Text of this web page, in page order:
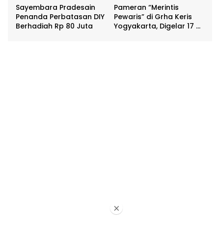
Sayembara Pradesain
Penanda Perbatasan DIY
Berhadiah Rp 80 Juta
Pameran “Merintis
Pewaris” di Grha Keris
Yogyakarta, Digelar 17 –
×